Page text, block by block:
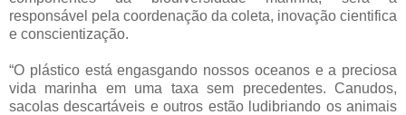
responsável pela coordenação da coleta, inovação cientifica
e conscientização.
“O plástico está engasgando nossos oceanos e a preciosa
vida marinha em uma taxa sem precedentes. Canudos,
sacolas descartáveis e outros estão ludibriando os animais